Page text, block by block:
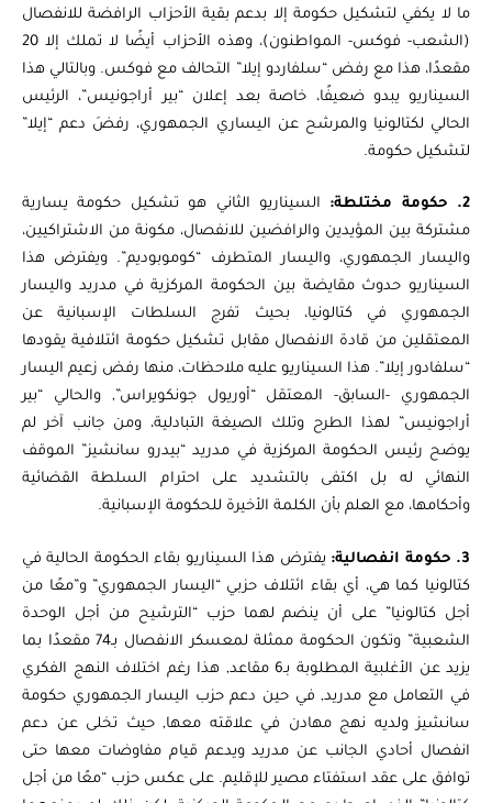
ما لا يكفي لتشكيل حكومة إلا بدعم بقية الأحزاب الرافضة للانفصال
(الشعب- فوكس- المواطنون)، وهذه الأحزاب أيضًا لا تملك إلا 20
مقعدًا، هذا مع رفض “سلفاردو إيلا” التحالف مع فوكس. وبالتالي هذا
السيناريو يبدو ضعيفًا، خاصة بعد إعلان “بير أراجونيس”، الرئيس
الحالي لكتالونيا والمرشح عن اليساري الجمهوري، رفضَ دعم “إيلا”
لتشكيل حكومة.
السيناريو الثاني هو تشكيل حكومة يسارية
مشتركة بين المؤيدين والرافضين للانفصال، مكونة من الاشتراكيين،
واليسار الجمهوري، واليسار المتطرف “كوموبوديم”. ويفترض هذا
السيناريو حدوث مقايضة بين الحكومة المركزية في مدريد واليسار
الجمهوري في كتالونيا، بحيث تفرج السلطات الإسبانية عن
المعتقلين من قادة الانفصال مقابل تشكيل حكومة ائتلافية يقودها
“سلفادور إيلا”. هذا السيناريو عليه ملاحظات، منها رفض زعيم اليسار
الجمهوري -السابق- المعتقل “أوريول جونكويراس”, والحالي “بير
أراجونيس” لهذا الطرح وتلك الصيغة التبادلية، ومن جانب آخر لم
يوضح رئيس الحكومة المركزية في مدريد “بيدرو سانشيز” الموقف
النهائي له بل اكتفى بالتشديد على احترام السلطة القضائية
وأحكامها، مع العلم بأن الكلمة الأخيرة للحكومة الإسبانية.
يفترض هذا السيناريو بقاء الحكومة الحالية في
كتالونيا كما هي، أي بقاء ائتلاف حزبي “اليسار الجمهوري” و”معًا من
أجل كتالونيا” على أن ينضم لهما حزب “الترشيح من أجل الوحدة
الشعبية” وتكون الحكومة ممثلة لمعسكر الانفصال بـ74 مقعدًا بما
يزيد عن الأغلبية المطلوبة بـ6 مقاعد, هذا رغم اختلاف النهج الفكري
في التعامل مع مدريد, في حين دعم حزب اليسار الجمهوري حكومة
سانشيز ولديه نهج مهادن في علاقته معها, حيث تخلى عن دعم
انفصال أحادي الجانب عن مدريد ويدعم قيام مفاوضات معها حتى
توافق على عقد استفتاء مصير للإقليم. على عكس حزب “معًا من أجل